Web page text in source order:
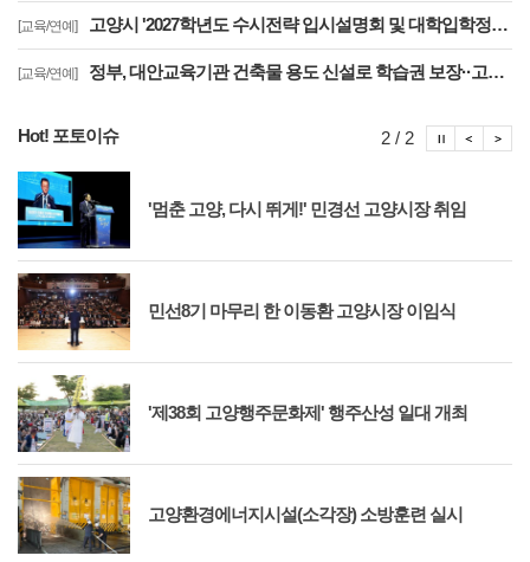
[교육/연예] 고양시 '2027학년도 수시전략 입시설명회 및 대학입학정보박람회' 8일 개최
[교육/연예] 정부, 대안교육기관 건축물 용도 신설로 학습권 보장··고양자유학교 문제 해소
Hot! 포토이슈
'멈춘 고양, 다시 뛰게!' 민경선 고양시장 취임
민선8기 마무리 한 이동환 고양시장 이임식
'제38회 고양행주문화제' 행주산성 일대 개최
고양환경에너지시설(소각장) 소방훈련 실시
2 / 2 포
포토이